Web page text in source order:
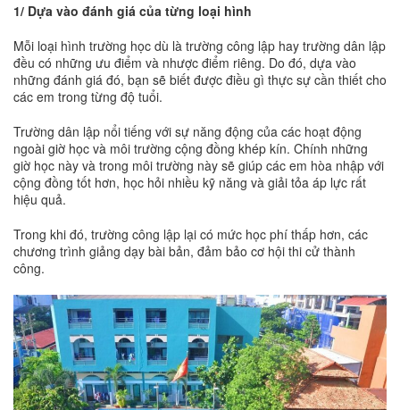
1/ Dựa vào đánh giá của từng loại hình
Mỗi loại hình trường học dù là trường công lập hay trường dân lập
đều có những ưu điểm và nhược điểm riêng. Do đó, dựa vào
những đánh giá đó, bạn sẽ biết được điều gì thực sự cần thiết cho
các em trong từng độ tuổi.
Trường dân lập nổi tiếng với sự năng động của các hoạt động
ngoài giờ học và môi trường cộng đồng khép kín. Chính những
giờ học này và trong môi trường này sẽ giúp các em hòa nhập với
cộng đồng tốt hơn, học hỏi nhiều kỹ năng và giải tỏa áp lực rất
hiệu quả.
Trong khi đó, trường công lập lại có mức học phí thấp hơn, các
chương trình giảng dạy bài bản, đảm bảo cơ hội thi cử thành
công.